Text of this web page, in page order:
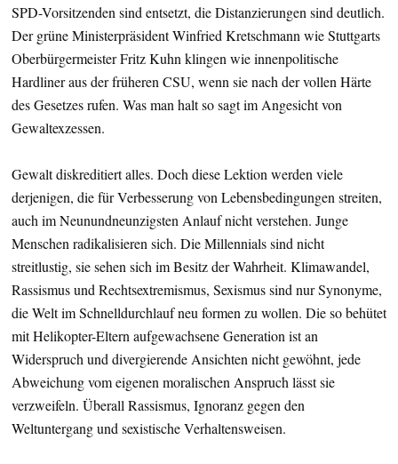
SPD-Vorsitzenden sind entsetzt, die Distanzierungen sind deutlich.
Der grüne Ministerpräsident Winfried Kretschmann wie Stuttgarts
Oberbürgermeister Fritz Kuhn klingen wie innenpolitische
Hardliner aus der früheren CSU, wenn sie nach der vollen Härte
des Gesetzes rufen. Was man halt so sagt im Angesicht von
Gewaltexzessen.
Gewalt diskreditiert alles. Doch diese Lektion werden viele
derjenigen, die für Verbesserung von Lebensbedingungen streiten,
auch im Neunundneunzigsten Anlauf nicht verstehen. Junge
Menschen radikalisieren sich. Die Millennials sind nicht
streitlustig, sie sehen sich im Besitz der Wahrheit. Klimawandel,
Rassismus und Rechtsextremismus, Sexismus sind nur Synonyme,
die Welt im Schnelldurchlauf neu formen zu wollen. Die so behütet
mit Helikopter-Eltern aufgewachsene Generation ist an
Widerspruch und divergierende Ansichten nicht gewöhnt, jede
Abweichung vom eigenen moralischen Anspruch lässt sie
verzweifeln. Überall Rassismus, Ignoranz gegen den
Weltuntergang und sexistische Verhaltensweisen.